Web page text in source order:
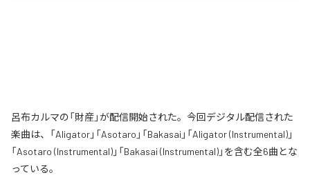
呂布カルマの「財産」が配信開始された。今回デジタル配信された
楽曲は、「Aligator」「Asotaro」「Bakasai」「Aligator (Instrumental)」
「Asotaro (Instrumental)」「Bakasai (Instrumental)」を含む全6曲とな
っている。